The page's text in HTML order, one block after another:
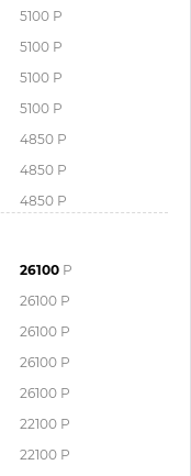
5100 Р
5100 Р
5100 Р
5100 Р
4850 Р
4850 Р
4850 Р
26100 Р
26100 Р
26100 Р
26100 Р
26100 Р
22100 Р
22100 Р